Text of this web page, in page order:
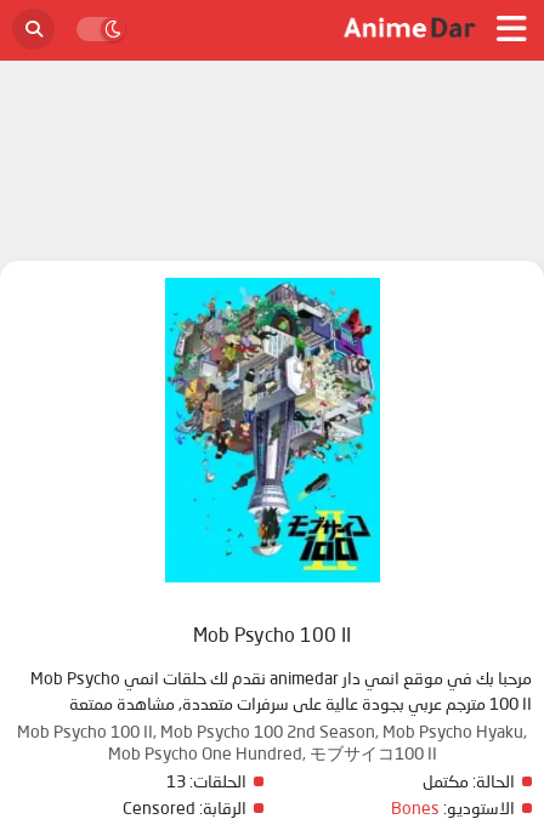
Mob Psycho 100 II
مرحبا بك في موقع انمي دار animedar نقدم لك حلقات انمي Mob Psycho
100 II مترجم عربي بجودة عالية على سرفرات متعددة, مشاهدة ممتعة
Mob Psycho 100 II, Mob Psycho 100 2nd Season, Mob Psycho Hyaku,
Mob Psycho One Hundred, モブサイコ100 II
الحالة: مكتمل
الاستوديو: Bones
الحلقات: 13
الرقابة: